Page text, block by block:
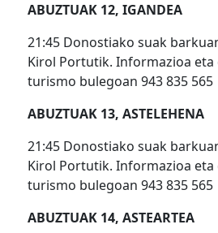
ABUZTUAK 12, IGANDEA
21:45 Donostiako suak
Kirol Portutik. Informazioa
turismo bulegoan 943 835 565
ABUZTUAK 13, ASTELEHENA
21:45 Donostiako suak
Kirol Portutik. Informazioa
turismo bulegoan 943 835 565
ABUZTUAK 14, ASTEARTEA